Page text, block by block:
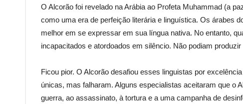
O Alcorão foi revelado na Arábia ao Profeta Muhammad (a
como uma era de perfeição literária e linguística. Os árabes
melhor em se expressar em sua língua nativa. No entanto,
incapacitados e atordoados em silêncio. Não podiam
Ficou pior. O Alcorão desafiou esses linguistas por
únicas, mas falharam. Alguns especialistas aceitaram que o
guerra, ao assassinato, à tortura e a uma campanha de